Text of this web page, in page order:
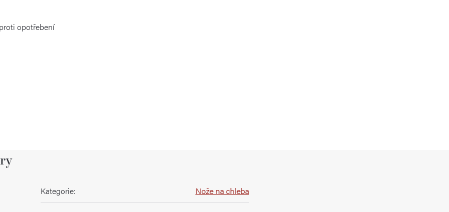
opotřebení
Kategorie: Nože na chleba